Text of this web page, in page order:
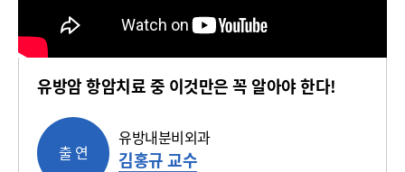
유방암 항암치료 중 이것만은 꼭 알아야 한다!
출 연
유방내분비외과
김홍규 교수